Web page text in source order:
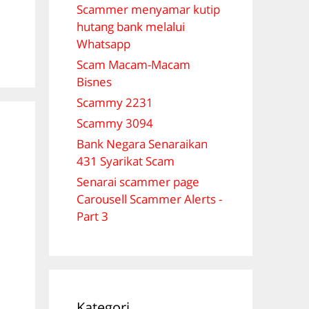
Scammer menyamar kutip
hutang bank melalui
Whatsapp
Scam Macam-Macam
Bisnes
Scammy 2231
Scammy 3094
Bank Negara Senaraikan
431 Syarikat Scam
Senarai scammer page
Carousell Scammer Alerts -
Part 3